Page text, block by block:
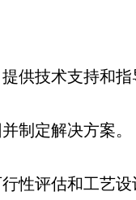
供技术支持和指
制定解决方案。
性评估和工艺设